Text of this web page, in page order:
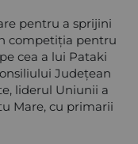
pentru a sprijini
competiția pentru
cea a lui Pataki
Județean
liderul Uniunii a
Mare, cu primarii